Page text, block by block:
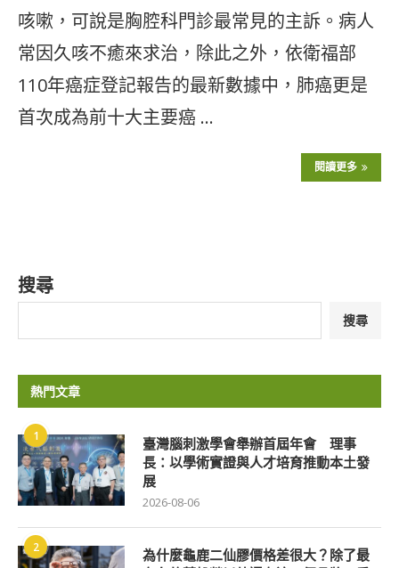
咳嗽，可說是胸腔科門診最常見的主訴。病人
常因久咳不癒來求治，除此之外，依衛福部
110年癌症登記報告的最新數據中，肺癌更是
首次成為前十大主要癌 …
閱讀更多
搜尋
搜尋
熱門文章
1
臺灣腦刺激學會舉辦首屆年會 理事
長：以學術實證與人才培育推動本土發
展
2026-08-06
2
為什麼龜鹿二仙膠價格差很大？除了最